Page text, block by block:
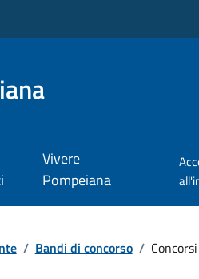
Vivere
Pompeiana
/ Bandi di concorso / Concorsi